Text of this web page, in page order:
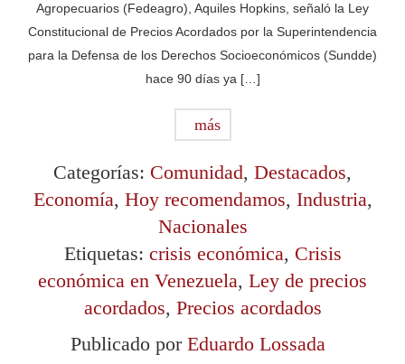
Agropecuarios (Fedeagro), Aquiles Hopkins, señaló la Ley
Constitucional de Precios Acordados por la Superintendencia
para la Defensa de los Derechos Socioeconómicos (Sundde)
hace 90 días ya […]
más
Categorías: Comunidad, Destacados,
Economía, Hoy recomendamos, Industria,
Nacionales
Etiquetas: crisis económica, Crisis
económica en Venezuela, Ley de precios
acordados, Precios acordados
Publicado por Eduardo Lossada